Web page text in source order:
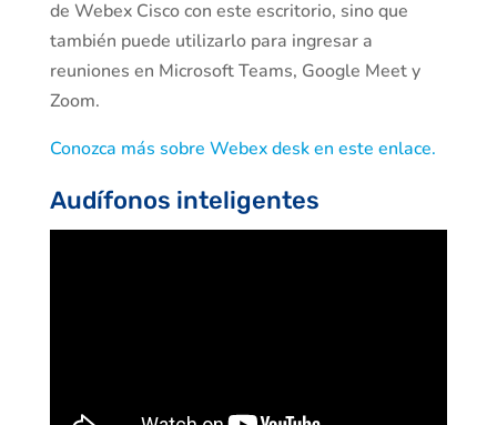
de Webex Cisco con este escritorio, sino que
también puede utilizarlo para ingresar a
reuniones en Microsoft Teams, Google Meet y
Zoom.
Conozca más sobre Webex desk en este enlace.
Audífonos inteligentes